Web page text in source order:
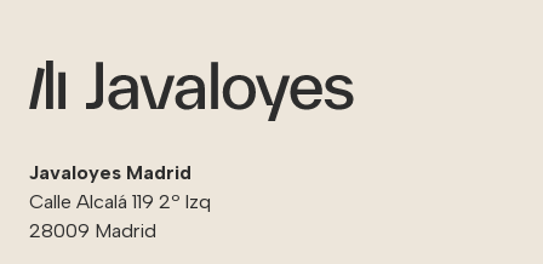
Javaloyes Madrid
Calle Alcalá 119 2º Izq
28009 Madrid